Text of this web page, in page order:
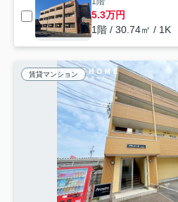
5.3万円
1階 / 30.74㎡ / 1K
賃貸マンション